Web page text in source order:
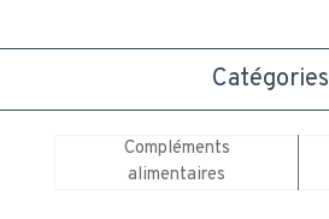
Catégories
Compléments
alimentaires